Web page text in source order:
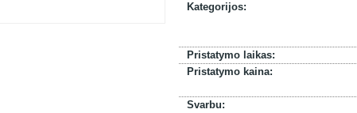
Kategorijos:
Pristatymo laikas:
Pristatymo kaina:
Svarbu: